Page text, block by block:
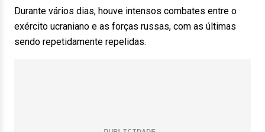
Durante vários dias, houve intensos combates entre o
exército ucraniano e as forças russas, com as últimas
sendo repetidamente repelidas.